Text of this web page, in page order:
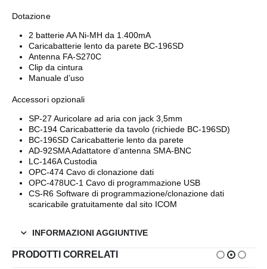
Dotazione
2 batterie AA Ni-MH da 1.400mA
Caricabatterie lento da parete BC-196SD
Antenna FA-S270C
Clip da cintura
Manuale d’uso
Accessori opzionali
SP-27 Auricolare ad aria con jack 3,5mm
BC-194 Caricabatterie da tavolo (richiede BC-196SD)
BC-196SD Caricabatterie lento da parete
AD-92SMA Adattatore d’antenna SMA-BNC
LC-146A Custodia
OPC-474 Cavo di clonazione dati
OPC-478UC-1 Cavo di programmazione USB
CS-R6 Software di programmazione/clonazione dati
scaricabile gratuitamente dal sito ICOM
INFORMAZIONI AGGIUNTIVE
PRODOTTI CORRELATI